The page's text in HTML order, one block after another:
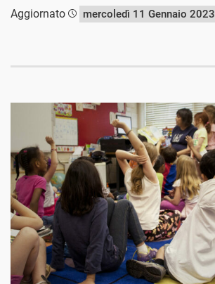
Aggiornato
mercoledì 11 Gennaio 2023